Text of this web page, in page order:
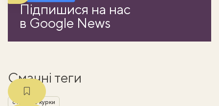
Підпишися на нас
в Google News
Смачні теги
страви з курки